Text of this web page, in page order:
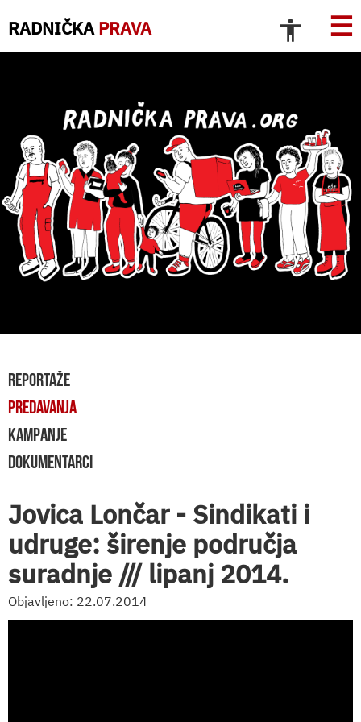
RADNIČKA PRAVA ☰
REPORTAŽE
PREDAVANJA
KAMPANJE
DOKUMENTARCI
Jovica Lončar - Sindikati i
udruge: širenje područja
suradnje /// lipanj 2014.
Objavljeno: 22.07.2014